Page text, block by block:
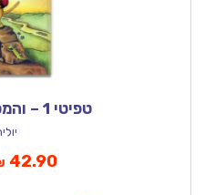
טפיטי 1 – והמסע לקצה העולם
42.90המחיר